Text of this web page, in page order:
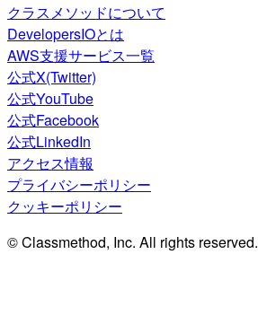
クラスメソッドについて
DevelopersIOとは
AWS支援サービス一覧
公式X(Twitter)
公式YouTube
公式Facebook
公式LinkedIn
アクセス情報
プライバシーポリシー
クッキーポリシー
© Classmethod, Inc. All rights reserved.